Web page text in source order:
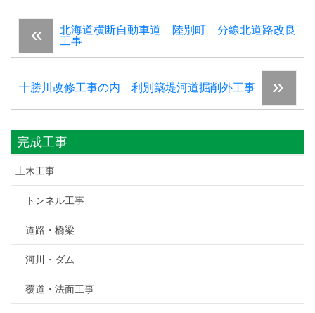
北海道横断自動車道 陸別町 分線北道路改良
工事
十勝川改修工事の内 利別築堤河道掘削外工事
完成工事
土木工事
トンネル工事
道路・橋梁
河川・ダム
覆道・法面工事